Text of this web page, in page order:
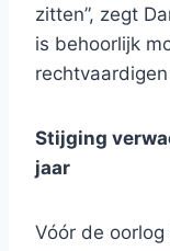
zitten”, zegt
is behoorlijk
Stijging
jaar
Vóór de